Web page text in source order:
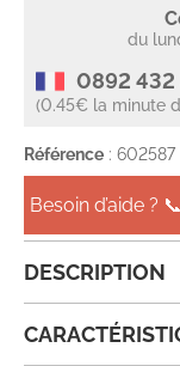
du
0892 432
(0.45€ la minute
Référence : 602587
Besoin d’aide ?
DESCRIPTION